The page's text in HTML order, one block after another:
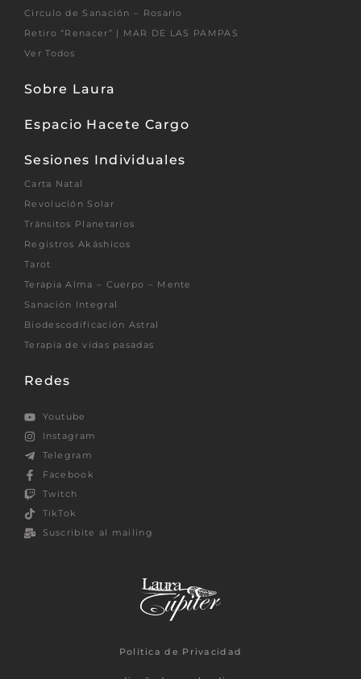
Circulo de Sanación – Rosario
Retiro “Renacer” | MAR DE LAS PAMPAS
Ver Todos
Sobre Laura
Espacio Hacete Cargo
Sesiones Individuales
Carta Natal
Revolución Solar
Tránsitos Planetarios
Registros Akáshicos
Tarot
Terapia Alma – Cuerpo – Mente
Sanación Integral
Biodescodificación Astral
Terapia de vidas pasadas
Redes
Youtube
Instagram
Telegram
Facebook
Twitch
TikTok
Suscribite al mailing
Política de Privacidad